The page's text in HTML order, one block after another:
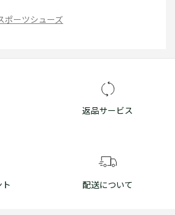
ポーツシューズ
返品サービス
ト 配送について